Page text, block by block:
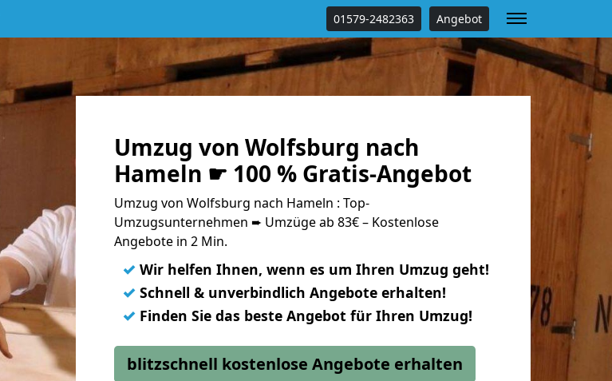
01579-2482363 Angebot
Umzug von Wolfsburg nach
Hameln ☛ 100 % Gratis-Angebot
Umzug von Wolfsburg nach Hameln : Top-
Umzugsunternehmen ➨ Umzüge ab 83€ – Kostenlose
Angebote in 2 Min.
✓ Wir helfen Ihnen, wenn es um Ihren Umzug geht!
✓ Schnell & unverbindlich Angebote erhalten!
✓ Finden Sie das beste Angebot für Ihren Umzug!
blitzschnell kostenlose Angebote erhalten